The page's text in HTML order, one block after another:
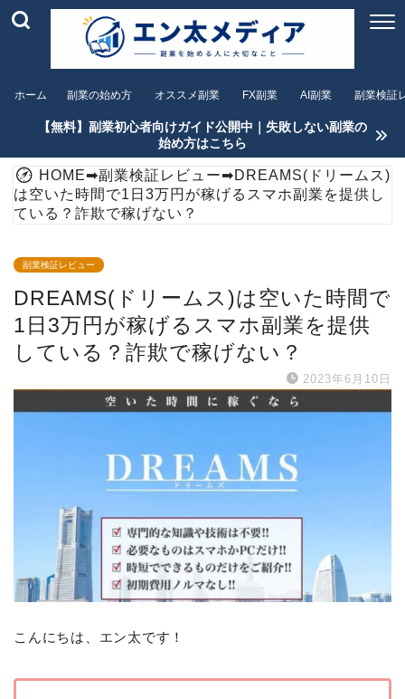
ホーム 副業の始め方 オススメ副業 FX副業 AI副業 副業検証
【無料】副業初心者向けガイド公開中｜失敗しない副業の
始め方はこちら
HOME➡副業検証レビュー➡DREAMS(ドリームス)
は空いた時間で1日3万円が稼げるスマホ副業を提供し
ている？詐欺で稼げない？
副業検証レビュー
DREAMS(ドリームス)は空いた時間で
1日3万円が稼げるスマホ副業を提供
している？詐欺で稼げない？
2023年6月10日
こんにちは、エン太です！